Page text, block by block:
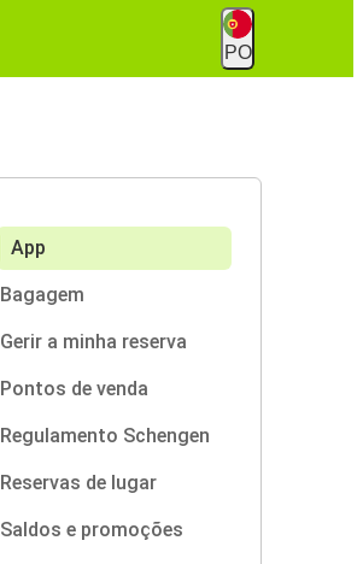
PO
App
Bagagem
Gerir a minha reserva
Pontos de venda
Regulamento Schengen
Reservas de lugar
Saldos e promoções